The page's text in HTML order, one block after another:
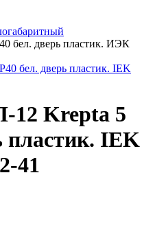
бел. дверь пластик. ИЭК
Krepta 5
пластик. IEK
41